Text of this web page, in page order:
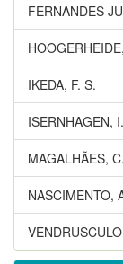
FERNANDES
IKEDA, F. S.
ISERNHAGEN, I.
MAGALHÃES,
NASCIMENTO,